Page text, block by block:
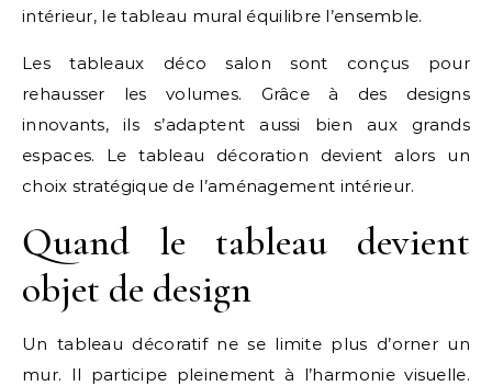
intérieur, le tableau mural équilibre l’ensemble.
Les tableaux déco salon sont conçus pour
rehausser les volumes. Grâce à des designs
innovants, ils s’adaptent aussi bien aux grands
espaces. Le tableau décoration devient alors un
choix stratégique de l’aménagement intérieur.
Quand le tableau devient
objet de design
Un tableau décoratif ne se limite plus d’orner un
mur. Il participe pleinement à l’harmonie visuelle.